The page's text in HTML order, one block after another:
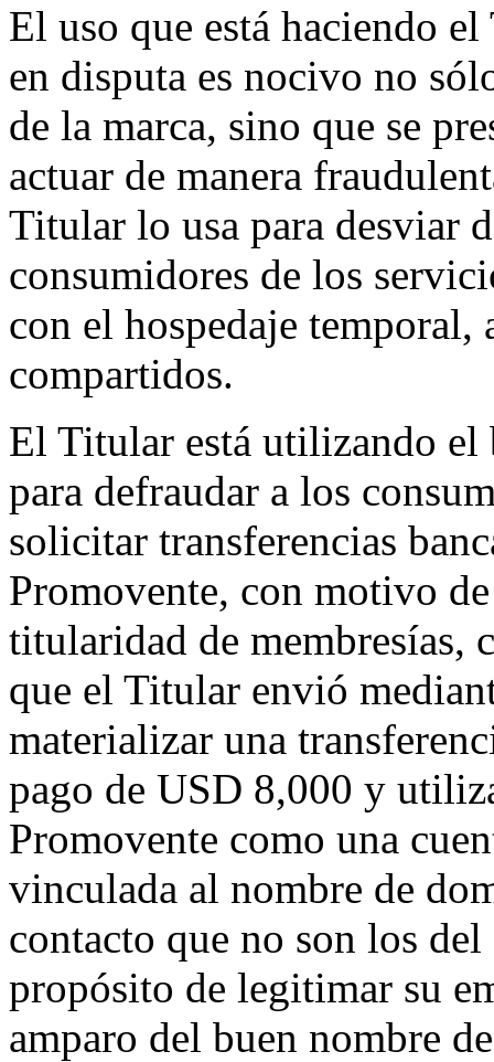
El uso que está haciendo
en disputa es nocivo no
de la marca, sino que se
actuar de manera
Titular lo usa para desviar
consumidores de los
con el hospedaje temporal,
compartidos.
El Titular está utilizando el
para defraudar a los
solicitar transferencias
Promovente, con motivo
titularidad de membresías,
que el Titular envió
materializar una
pago de USD 8,000 y
Promovente como una
vinculada al nombre de
contacto que no son los
propósito de legitimar su
amparo del buen nombre